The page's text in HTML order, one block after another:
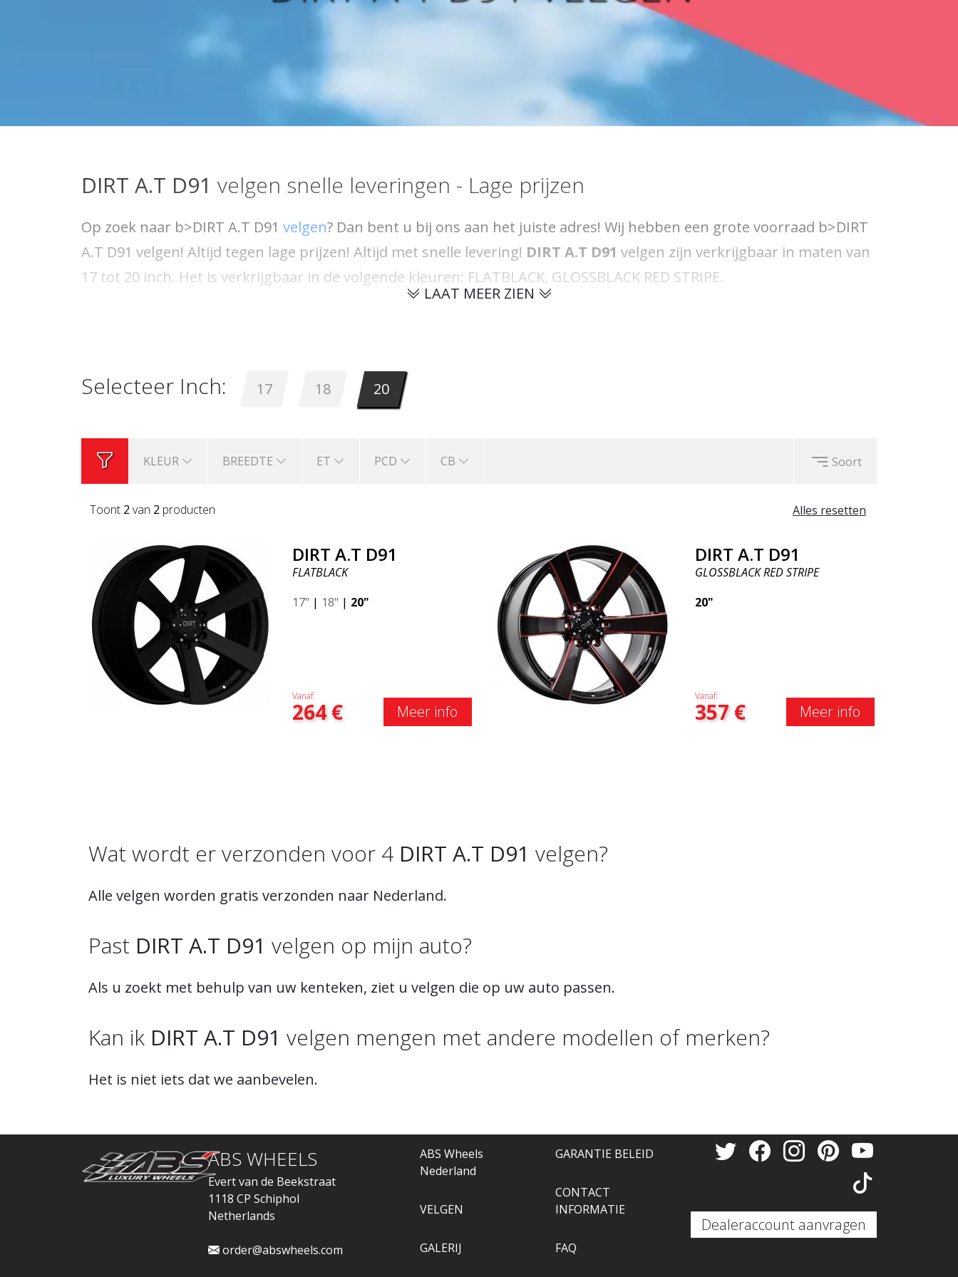
DIRT A.T D91 velgen snelle leveringen - Lage prijzen
Op zoek naar b>DIRT A.T D91 velgen? Dan bent u bij ons aan het juiste adres! Wij hebben een grote voorraad b>DIRT
A.T D91 velgen! Altijd tegen lage prijzen! Altijd met snelle levering! DIRT A.T D91 velgen zijn verkrijgbaar in maten van
17 tot 20 inch. Het is verkrijgbaar in de volgende kleuren: FLATBLACK, GLOSSBLACK RED STRIPE.
LAAT MEER ZIEN
Selecteer Inch: 17 18 20
KLEUR BREEDTE ET PCD CB Soort
Alles resetten
Toont 2 van 2 producten
DIRT A.T D91
FLATBLACK
17" | 18" | 20"
Vanaf:
264€ Meer info
DIRT A.T D91
GLOSSBLACK RED STRIPE
20"
Vanaf:
357€ Meer info
Wat wordt er verzonden voor 4 DIRT A.T D91 velgen?
Alle velgen worden gratis verzonden naar Nederland.
Past DIRT A.T D91 velgen op mijn auto?
Als u zoekt met behulp van uw kenteken, ziet u velgen die op uw auto passen.
Kan ik DIRT A.T D91 velgen mengen met andere modellen of merken?
Het is niet iets dat we aanbevelen.
ABS WHEELS
Evert van de Beekstraat
1118 CP Schiphol
Netherlands
order@abswheels.com
ABS Wheels
Nederland
VELGEN
GALERIJ
GARANTIE BELEID
CONTACT
INFORMATIE
FAQ
Dealeraccount aanvragen